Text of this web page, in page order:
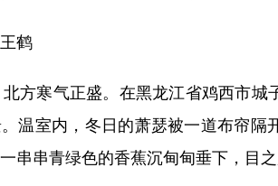
鹤
寒气正盛。在黑龙江省鸡西市城
温室内，冬日的萧瑟被一道布帘
串串青绿色的香蕉沉甸甸垂下，目之